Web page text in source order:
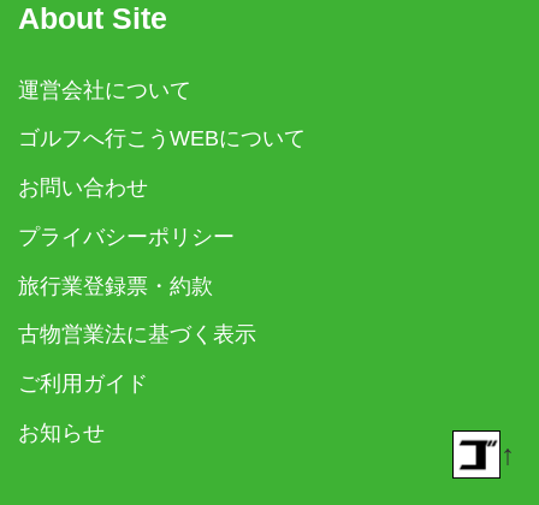
About Site
運営会社について
ゴルフへ行こうWEBについて
お問い合わせ
プライバシーポリシー
旅行業登録票・約款
古物営業法に基づく表示
ご利用ガイド
お知らせ
↑